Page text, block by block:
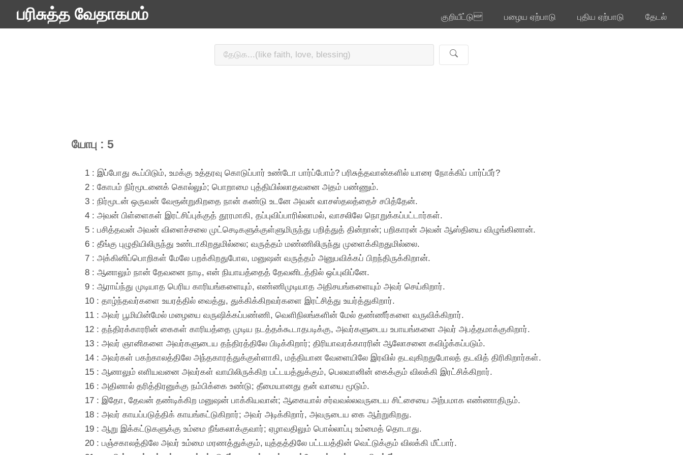
பரிசுத்த வேதாகமம் குறியீட்டு பழைய ஏற்பாடு புதிய ஏற்பாடு தேடல்
யோபு : 5
1 : இப்போது கூப்பிடும், உமக்கு உத்தரவு கொடுப்பார் உண்டோ பார்ப்போம்? பரிசுத்தவான்களில் யாரை நோக்கிப் பார்ப்பீர்?
2 : கோபம் நிர்மூடனைக் கொல்லும்; பொறாமை புத்தியில்லாதவனை அதம் பண்ணும்.
3 : நிர்மூடன் ஒருவன் வேரூன்றுகிறதை நான் கண்டு உடனே அவன் வாசஸ்தலத்தைச் சபித்தேன்.
4 : அவன் பிள்ளைகள் இரட்சிப்புக்குத் தூரமாகி, தப்புவிப்பாரில்லாமல், வாசலிலே நொறுக்கப்பட்டார்கள்.
5 : பசித்தவன் அவன் விளைச்சலை முட்செடிகளுக்குள்ளுமிருந்து பறித்துத் தின்றான்; பறிகாரன் அவன் ஆஸ்தியை விழுங்கினான்.
6 : தீங்கு புழுதியிலிருந்து உண்டாகிறதுமில்லை; வருத்தம் மண்ணிலிருந்து முளைக்கிறதுமில்லை.
7 : அக்கினிப்பொறிகள் மேலே பறக்கிறதுபோல, மனுஷன் வருத்தம் அனுபவிக்கப் பிறந்திருக்கிறான்.
8 : ஆனாலும் நான் தேவனை நாடி, என் நியாயத்தைத் தேவனிடத்தில் ஒப்புவிப்னே.
9 : ஆராய்ந்து முடியாத பெரிய காரியங்களையும், எண்ணிமுடியாத அதிசயங்களையும் அவர் செய்கிறார்.
10 : தாழ்ந்தவர்களை உயரத்தில் வைத்து, துக்கிக்கிறவர்களை இரட்சித்து உயர்த்துகிறார்.
11 : அவர் பூமியின்மேல் மழையை வருஷிக்கப்பண்ணி, வெளிநிலங்களின் மேல் தண்ணீர்களை வருவிக்கிறார்.
12 : தந்திரக்காரரின் கைகள் காரியத்தை முடிய நடத்தக்கூடாதபடிக்கு, அவர்களுடைய உபாயங்களை அவர் அபத்தமாக்குகிறார்.
13 : அவர் ஞானிகளை அவர்களுடைய தந்திரத்திலே பிடிக்கிறார்; திரியாவரக்காரரின் ஆலோசனை கவிழ்க்கப்படும்.
14 : அவர்கள் பகற்காலத்திலே அந்தகாரத்துக்குள்ளாகி, மத்தியான வேளையிலே இரவில் தடவுகிறதுபோலத் தடவித் திரிகிறார்கள்.
15 : ஆனாலும் எளியவனை அவர்கள் வாயிலிருக்கிற பட்டயத்துக்கும், பெலவானின் கைக்கும் விலக்கி இரட்சிக்கிறார்.
16 : அதினால் தரித்திரனுக்கு நம்பிக்கை உண்டு; தீமையானது தன் வாயை மூடும்.
17 : இதோ, தேவன் தண்டிக்கிற மனுஷன் பாக்கியவான்; ஆகையால் சர்வவல்லவருடைய சிட்சையை அற்பமாக எண்ணாதிரும்.
18 : அவர் காயப்படுத்திக் காயங்கட்டுகிறார்; அவர் அடிக்கிறார், அவருடைய கை ஆற்றுகிறது.
19 : ஆறு இக்கட்டுகளுக்கு உம்மை நீங்கலாக்குவார்; ஏழாவதிலும் பொல்லாப்பு உம்மைத் தொடாது.
20 : பஞ்சகாலத்திலே அவர் உம்மை மரணத்துக்கும், யுத்தத்திலே பட்டயத்தின் வெட்டுக்கும் விலக்கி மீட்பார்.